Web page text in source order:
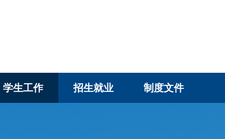
学生工作 招生就业 制度文件